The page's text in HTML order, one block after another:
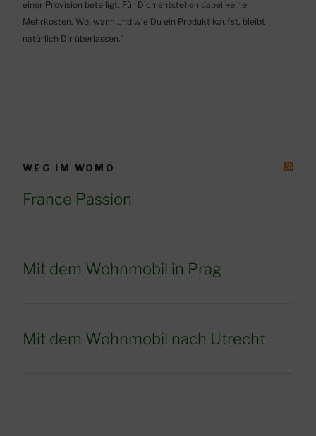
einer Provision beteiligt. Für Dich entstehen dabei keine
Mehrkosten. Wo, wann und wie Du ein Produkt kaufst, bleibt
natürlich Dir überlassen.“
WEG IM WOMO
France Passion
Mit dem Wohnmobil in Prag
Mit dem Wohnmobil nach Utrecht